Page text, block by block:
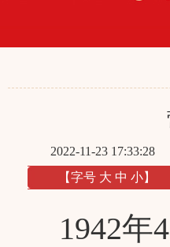
2022-11-23 17:33:28
【字号 大 中 小】
1942年